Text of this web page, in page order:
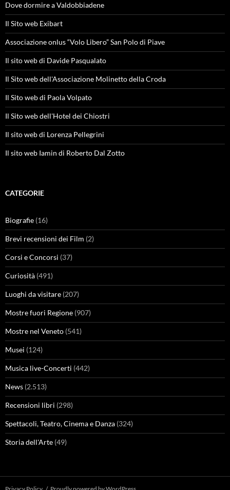
Dove dormire a Valdobbiadene
Il Sito web Exibart
Associazione onlus “Volo Libero” San Polo di Piave
Il sito web di Davide Pasqualato
Il Sito web dell'Associazione Molinetto della Croda
Il Sito web di Paola Volpato
Il Sito web dell'Hotel dei Chiostri
Il sito web di Lorenza Pellegrini
Il sito web Iamin di Roberto Dal Zotto
CATEGORIE
Biografie (16)
Brevi recensioni dei Film (2)
Corsi e Concorsi (37)
Curiosità (491)
Luoghi da visitare (207)
Mostre fuori Regione (907)
Mostre nel Veneto (541)
Musei (124)
Musica live-Concerti (442)
News (2.513)
Recensioni libri (298)
Spettacoli, Teatro, Cinema e Danza (324)
Storia dell'Arte (49)